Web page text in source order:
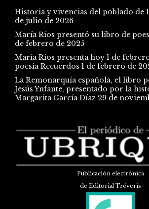
Historia y vivencias del poblado de
de julio de 2026
María Ríos presentó su libro de
de febrero de 2025
María Ríos presenta hoy 1 de
poesía Recuerdos 1 de febrero de
La Remonarquía española, el libro
Jesús Ynfante, presentado por la
Margarita García Díaz 29 de
Publicación electrónica
de Editorial Tréveris